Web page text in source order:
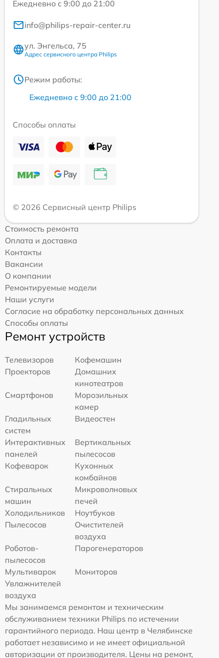
Ежедневно с 9:00 до 21:00
info@philips-repair-center.ru
ул. Энгельса, 75
Адрес сервисного центра Philips
Режим работы:
Ежедневно с 9:00 до 21:00
Способы оплаты
© 2026 Сервисный центр Philips
Стоимость ремонта
Оплата и доставка
Контакты
Вакансии
О компании
Ремонтируемые модели
Наши услуги
Согласие на обработку персональных данных
Способы оплаты
Ремонт устройств
Телевизоров
Кофемашин
Проекторов
Домашних
кинотеатров
Смартфонов
Морозильных
камер
Гладильных
систем
Видеостен
Интерактивных
панелей
Вертикальных
пылесосов
Кофеварок
Кухонных
комбайнов
Стиральных
машин
Микроволновых
печей
Холодильников
Ноутбуков
Пылесосов
Очистителей
воздуха
Роботов-
пылесосов
Парогенераторов
Мультиварок
Мониторов
Увлажнителей
воздуха
Мы занимаемся ремонтом и техническим
обслуживанием техники Philips по истечении
гарантийного периода. Наш центр в Челябинске
работает независимо и не имеет официальной
авторизации от производителя. Цены на ремонт,